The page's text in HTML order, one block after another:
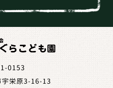
0153
宇栄原3-16-13